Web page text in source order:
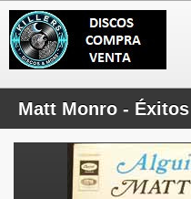
Matt Monro - Éxitos